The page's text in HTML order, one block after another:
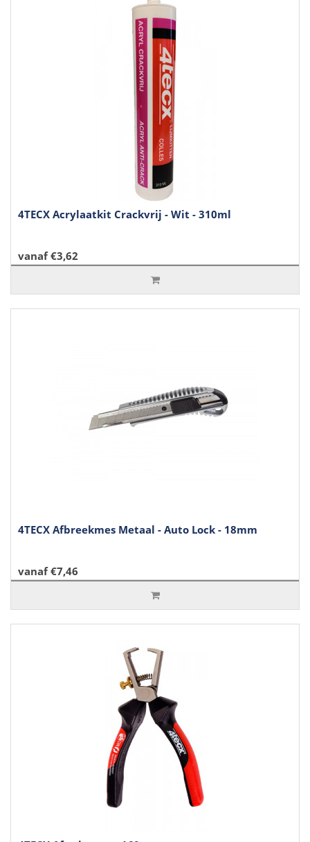
4TECX Acrylaatkit Crackvrij - Wit - 310ml
vanaf €3,62
4TECX Afbreekmes Metaal - Auto Lock - 18mm
vanaf €7,46